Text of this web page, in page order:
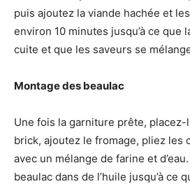
puis ajoutez la viande hachée et
environ 10 minutes jusqu’à ce que
cuite et que les saveurs se
Montage des beaulac
Une fois la garniture prête,
brick, ajoutez le fromage, pliez les
avec un mélange de farine et
beaulac dans de l’huile jusqu’à ce